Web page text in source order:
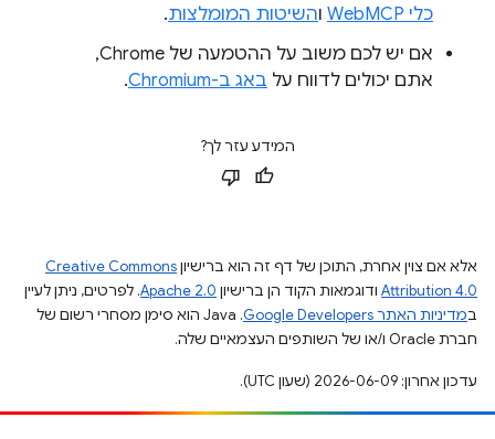
כלי WebMCP
והשיטות המומלצות.
אם יש לכם משוב על ההטמעה של Chrome,
אתם יכולים לדווח על באג ב-Chromium .
המידע עזר לך?
אלא אם צוין אחרת, התוכן של דף זה הוא ברישיוןCreative Commons
Attribution 4.0 ודוגמאות הקוד הן ברישיון Apache 2.0. לפרטים, ניתן לעיין
במדיניות האתר Google Developers‏
.‏ Java הוא סימן מסחרי רשום של
חברת Oracle ו/או של השותפים העצמאיים שלה.
עדכון אחרון: 2026-06-09 (שעון UTC).